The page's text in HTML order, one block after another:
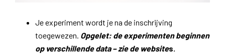
Je experiment wordt je na de inschrijving
toegewezen. Opgelet: de experimenten beginnen
op verschillende data – zie de websites.